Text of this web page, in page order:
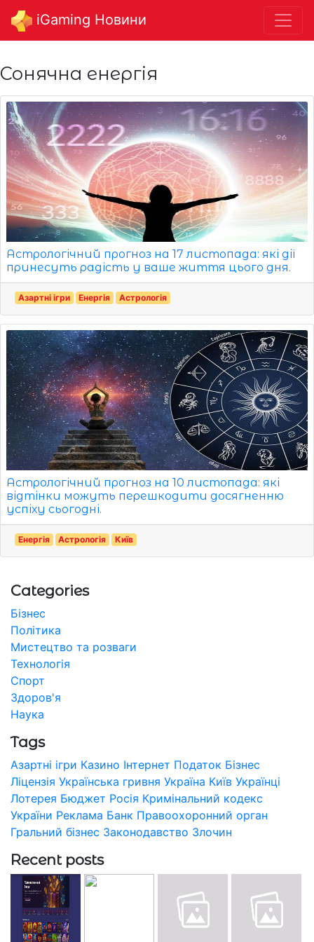
iGaming Новини
Сонячна енергія
Астрологічний прогноз на 17 листопада: які дії
принесуть радість у ваше життя цього дня.
Азартні ігри Енергія Астрологія
Астрологічний прогноз на 10 листопада: які
відтінки можуть перешкодити досягненню
успіху сьогодні.
Енергія Астрологія Київ
Categories
Бізнес
Політика
Мистецтво та розваги
Технологія
Спорт
Здоров'я
Наука
Tags
Азартні ігри Казино Інтернет Податок Бізнес
Ліцензія Українська гривня Україна Київ Українці
Лотерея Бюджет Росія Кримінальний кодекс
України Реклама Банк Правоохоронний орган
Гральний бізнес Законодавство Злочин
Recent posts